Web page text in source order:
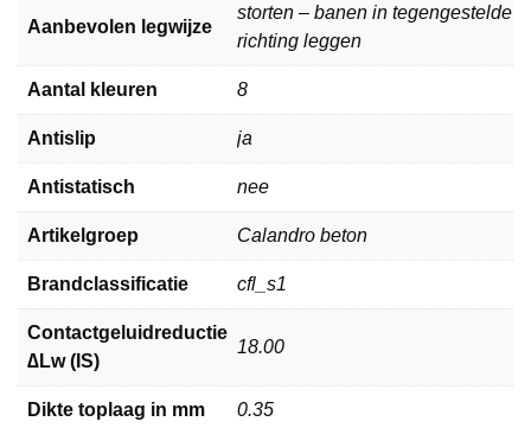
Aanbevolen legwijze
storten – banen in tegengestelde
richting leggen
Aantal kleuren 8
Antislip ja
Antistatisch nee
Artikelgroep Calandro beton
Brandclassificatie cfl_s1
Contactgeluidreductie
∆Lw (IS)
18.00
Dikte toplaag in mm 0.35